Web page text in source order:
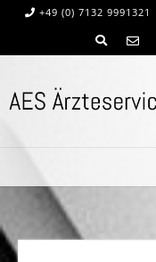
+49 (0) 7132 9991321